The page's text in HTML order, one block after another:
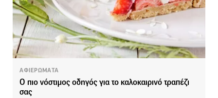
ΑΦΙΕΡΩΜΑΤΑ
Ο πιο νόστιμος οδηγός για το καλοκαιρινό τραπέζι
σας